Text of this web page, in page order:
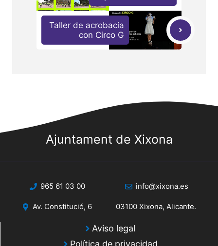
Taller de acrobacia
con Circo G
Ajuntament de Xixona
965 61 03 00 info@xixona.es
Av. Constitució, 6 03100 Xixona, Alicante.
Aviso legal
Política de privacidad